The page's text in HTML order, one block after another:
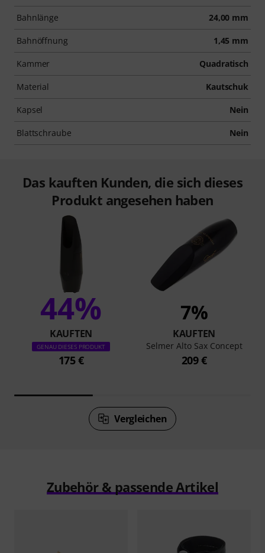
Bahnlänge 24,00 mm
Bahnöffnung 1,45 mm
Kammer Quadratisch
Material Kautschuk
Kapsel Nein
Blattschraube Nein
Das kauften Kunden, die sich dieses
Produkt angesehen haben
44%
KAUFTEN
GENAU DIESES PRODUKT
175 €
7%
KAUFTEN
Selmer Alto Sax Concept
209 €
Vergleichen
Zubehör & passende Artikel